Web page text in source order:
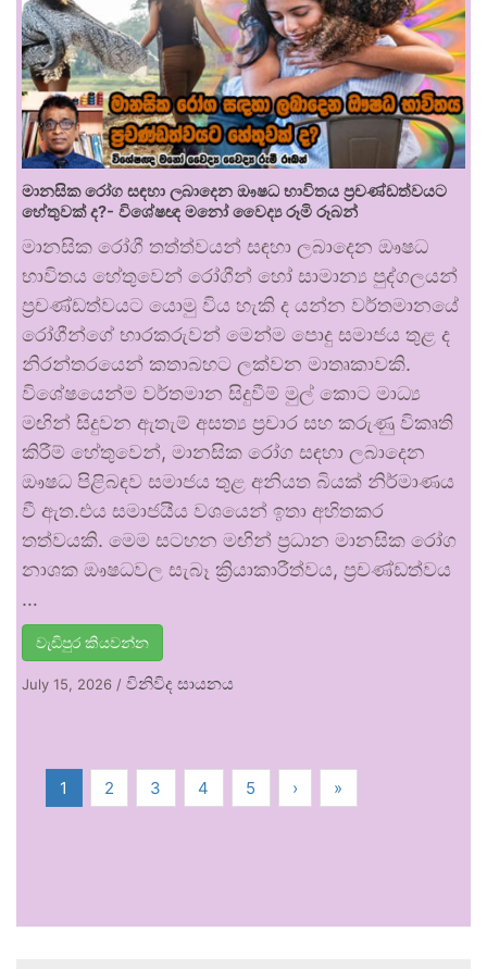
මානසික රෝග සඳහා ලබාදෙන ඖෂධ භාවිතය ප්‍රචණ්ඩත්වයට
හේතුවක් ද?- විශේෂඥ මනෝ වෛද්‍ය රූමි රූබන්
මානසික රෝගී තත්ත්වයන් සඳහා ලබාදෙන ඖෂධ
භාවිතය හේතුවෙන් රෝගීන් හෝ සාමාන්‍ය පුද්ගලයන්
ප්‍රචණ්ඩත්වයට යොමු විය හැකි ද යන්න වර්තමානයේ
රෝගීන්ගේ භාරකරුවන් මෙන්ම පොදු සමාජය තුළ ද
නිරන්තරයෙන් කතාබහට ලක්වන මාතෘකාවකි.
විශේෂයෙන්ම වර්තමාන සිදුවීම් මුල් කොට මාධ්‍ය
මඟින් සිදුවන ඇතැම් අසත්‍ය ප්‍රචාර සහ කරුණු විකෘති
කිරීම් හේතුවෙන්, මානසික රෝග සඳහා ලබාදෙන
ඖෂධ පිළිබඳව සමාජය තුළ අනියත බියක් නිර්මාණය
වී ඇත.එය සමාජයීය වශයෙන් ඉතා අහිතකර
තත්වයකි. මෙම සටහන මඟින් ප්‍රධාන මානසික රෝග
නාශක ඖෂධවල සැබෑ ක්‍රියාකාරීත්වය, ප්‍රචණ්ඩත්වය
…
වැඩිපුර කියවන්න
July 15, 2026 / විනිවිද සායනය
1 2 3 4 5 › »